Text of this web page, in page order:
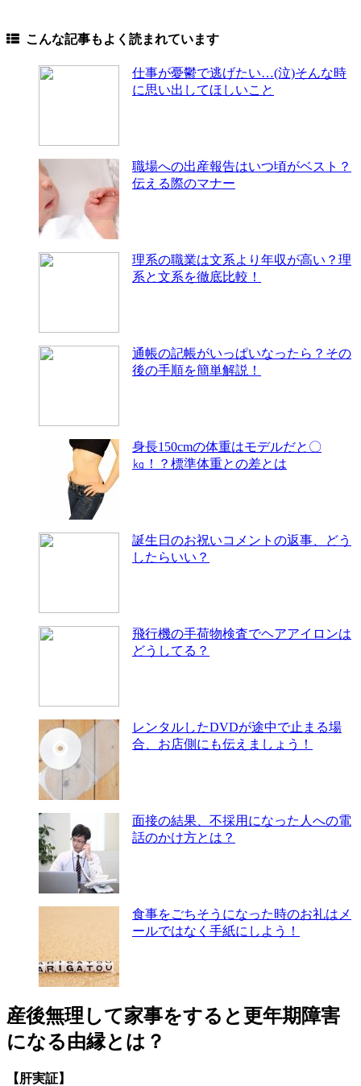
こんな記事もよく読まれています
仕事が憂鬱で逃げたい…(泣)そんな時
に思い出してほしいこと
職場への出産報告はいつ頃がベスト？
伝える際のマナー
理系の職業は文系より年収が高い？理
系と文系を徹底比較！
通帳の記帳がいっぱいなったら？その
後の手順を簡単解説！
身長150cmの体重はモデルだと〇
㎏！？標準体重との差とは
誕生日のお祝いコメントの返事、どう
したらいい？
飛行機の手荷物検査でヘアアイロンは
どうしてる？
レンタルしたDVDが途中で止まる場
合、お店側にも伝えましょう！
面接の結果、不採用になった人への電
話のかけ方とは？
食事をごちそうになった時のお礼はメ
ールではなく手紙にしよう！
産後無理して家事をすると更年期障害
になる由縁とは？
【肝実証】